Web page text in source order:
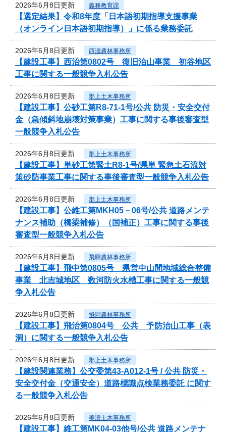
2026年6月8日更新 義務教育課
【選定結果】令和8年度「日本語初期指導支援事業
（オンライン日本語初期指導）」に係る業務委託
2026年6月8日更新 西濃農林事務所
【建設工事】西治第0802号 復旧治山事業 初谷地区
工事に関する一般競争入札公告
2026年6月8日更新 郡上土木事務所
【建設工事】公砂工第R8-71-1号/公共 防災・安全交付
金（急傾斜地崩壊対策事業）工事に関する事後審査型
一般競争入札公告
2026年6月8日更新 郡上土木事務所
【建設工事】単砂工第緊土R8-1号/県単 緊急土石流対
策砂防事業工事に関する事後審査型一般競争入札公告
2026年6月8日更新 郡上土木事務所
【建設工事】公維工第MKH05－06号/公共 道路メンテ
ナンス補助（橋梁補修）（国補正）工事に関する事後
審査型一般競争入札公告
2026年6月8日更新 飛騨農林事務所
【建設工事】飛中第0805号 県営中山間地域総合整備
事業 北吉城地区 数河防火水槽工事に関する一般競
争入札公告
2026年6月8日更新 飛騨農林事務所
【建設工事】飛治第0804号 公共 予防治山工事（表
洞）に関する一般競争入札公告
2026年6月8日更新 郡上土木事務所
【建設関連業務】公交委第43-A012-1号 / 公共 防災・
安全交付金（交通安全）道路標識点検業務委託 に関す
る一般競争入札公告
2026年6月8日更新 美濃土木事務所
【建設工事】維工第MK04-03他号/公共 道路メンテナ